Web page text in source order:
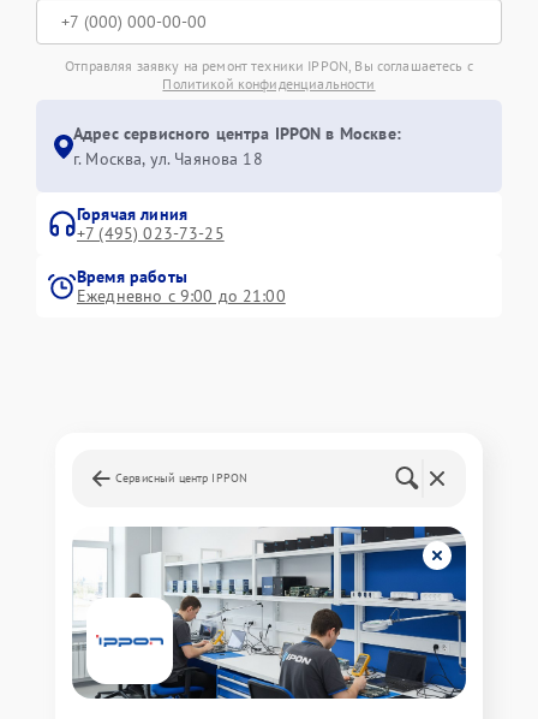
Отправляя заявку на ремонт техники IPPON, Вы соглашаетесь с
Политикой конфиденциальности
Адрес сервисного центра IPPON в Москве:
г. Москва, ул. Чаянова 18
Горячая линия
+7 (495) 023-73-25
Время работы
Ежедневно с 9:00 до 21:00
Сервисный центр IPPON